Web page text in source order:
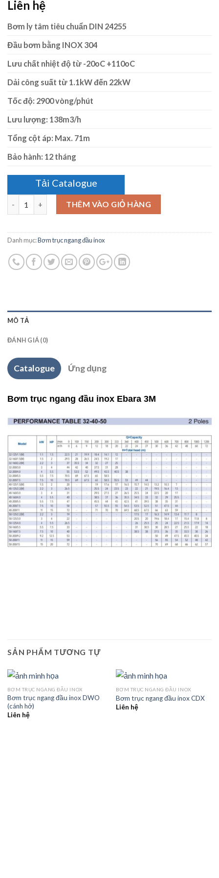
Liên hệ
Bơm ly tâm tiêu chuẩn DIN 24255
Đầu bơm bằng INOX 304
Lưu chất nhiệt độ từ -20oC +110oC
Dải công suất từ 1.1kW đến 22kW
Tốc độ: 2900 vòng/phút
Lưu lượng: 138m3/h
Tổng cột áp: Max. 71m
Bảo hành: 12 tháng
Tải Catalogue
THÊM VÀO GIỎ HÀNG
Danh mục:Bơm trục ngang đầu inox
MÔ TẢ
ĐÁNH GIÁ (0)
Catalogue Ứng dụng
Bơm trục ngang đầu inox Ebara 3M
SẢN PHẨM TƯƠNG TỰ
BƠM TRỤC NGANG ĐẦU INOX
Bơm trục ngang đầu inox DWO
(cánh hở)
Liên hệ
BƠM TRỤC NGANG ĐẦU INOX
Bơm trục ngang đầu inox CDX
Liên hệ